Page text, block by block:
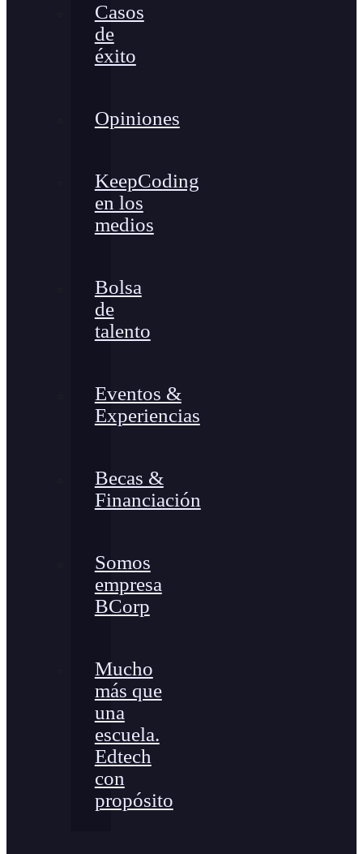
Casos
de
éxito
Opiniones
KeepCoding
en los
medios
Bolsa
de
talento
Eventos &
Experiencias
Becas &
Financiación
Somos
empresa
BCorp
Mucho
más que
una
escuela.
Edtech
con
propósito